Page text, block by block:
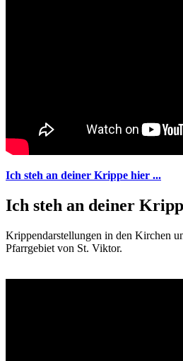
Ich steh an deiner Krippe hier ...
Ich steh an deiner
Krippendarstellungen in den Kirchen
Pfarrgebiet von St. Viktor.